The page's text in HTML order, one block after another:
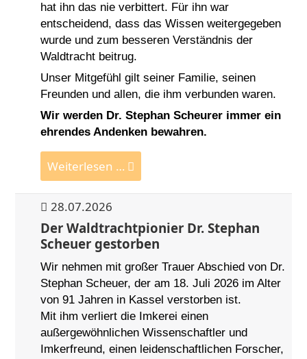
hat ihn das nie verbittert. Für ihn war
entscheidend, dass das Wissen weitergegeben
wurde und zum besseren Verständnis der
Waldtracht beitrug.
Unser Mitgefühl gilt seiner Familie, seinen
Freunden und allen, die ihm verbunden waren.
Wir werden Dr. Stephan Scheurer immerein
ehrendes Andenken bewahren.
Weiterlesen …
28.07.2026
Der Waldtrachtpionier Dr. Stephan
Scheuer gestorben
Wir nehmen mit großer Trauer Abschied von Dr.
Stephan Scheuer, der am 18. Juli 2026 im Alter
von 91 Jahren in Kassel verstorben ist.
Mit ihm verliert die Imkerei einen
außergewöhnlichen Wissenschaftler und
Imkerfreund, einen leidenschaftlichen Forscher,